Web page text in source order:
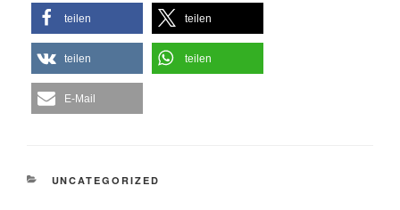
teilen teilen
teilen teilen
E-Mail
KATEGORIEN
UNCATEGORIZED